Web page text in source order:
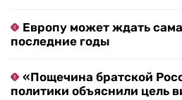
Европу может ждать
последние годы
«Пощечина братской
политики объяснили цель